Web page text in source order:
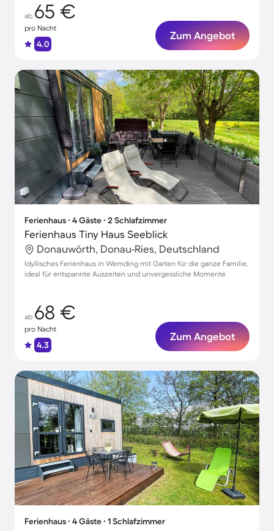
ab 65 €
pro Nacht
4.0
Zum Angebot
Ferienhaus ∙ 4 Gäste ∙ 2 Schlafzimmer
Ferienhaus Tiny Haus Seeblick
Donauwörth, Donau-Ries, Deutschland
Idyllisches Ferienhaus in Wemding mit Garten für die ganze Familie,
ideal für entspannte Auszeiten und unvergessliche Momente
ab 68 €
pro Nacht
4.3
Zum Angebot
Ferienhaus ∙ 4 Gäste ∙ 1 Schlafzimmer